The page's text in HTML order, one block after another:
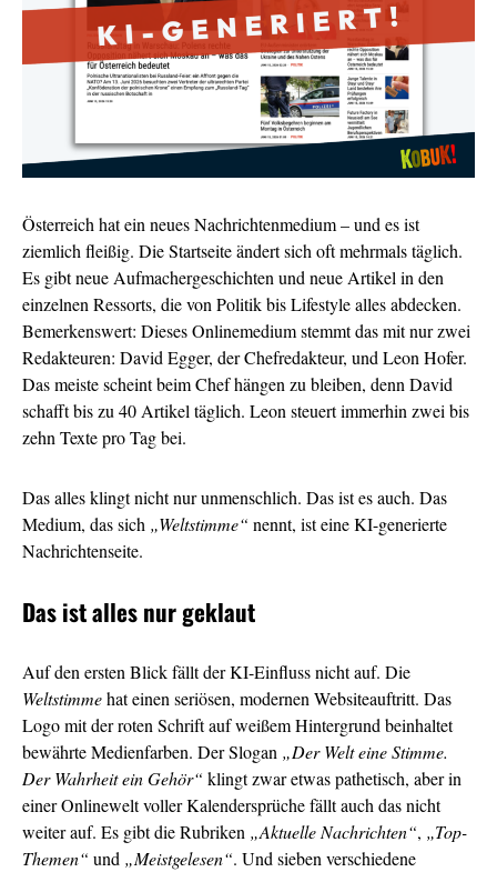
Österreich hat ein neues Nachrichtenmedium – und es ist
ziemlich fleißig. Die Startseite ändert sich oft mehrmals täglich.
Es gibt neue Aufmachergeschichten und neue Artikel in den
einzelnen Ressorts, die von Politik bis Lifestyle alles abdecken.
Bemerkenswert: Dieses Onlinemedium stemmt das mit nur zwei
Redakteuren: David Egger, der Chefredakteur, und Leon Hofer.
Das meiste scheint beim Chef hängen zu bleiben, denn David
schafft bis zu 40 Artikel täglich. Leon steuert immerhin zwei bis
zehn Texte pro Tag bei.
Das alles klingt nicht nur unmenschlich. Das ist es auch. Das
Medium, das sich „Weltstimme“ nennt, ist eine KI-generierte
Nachrichtenseite.
Das ist alles nur geklaut
Auf den ersten Blick fällt der KI-Einfluss nicht auf. Die
Weltstimmehat einen seriösen, modernen Websiteauftritt. Das
Logo mit der roten Schrift auf weißem Hintergrund beinhaltet
bewährte Medienfarben. Der Slogan „Der Welt eine Stimme.
Der Wahrheit ein Gehör“ klingt zwar etwas pathetisch, aber in
einer Onlinewelt voller Kalendersprüche fällt auch das nicht
weiter auf. Es gibt die Rubriken „Aktuelle Nachrichten“, „Top-
Themen“ und „Meistgelesen“. Und sieben verschiedene